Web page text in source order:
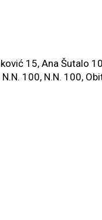
15, Ana Šutalo
100, N.N. 100,